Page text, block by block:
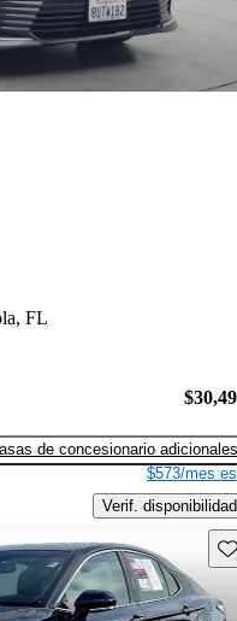
FL
de concesionario adicionales
$573/mes
Verif. disponibilidad